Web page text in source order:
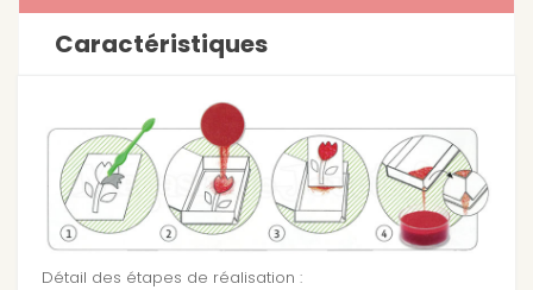
Caractéristiques
Détail des étapes de réalisation :